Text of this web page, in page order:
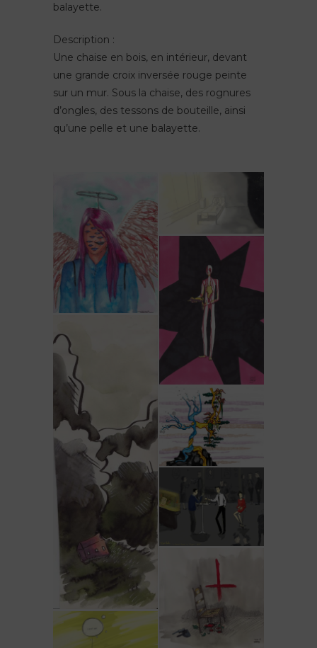
balayette.
Description :
Une chaise en bois, en intérieur, devant
une grande croix inversée rouge peinte
sur un mur. Sous la chaise, des rognures
d’ongles, des tessons de bouteille, ainsi
qu’une pelle et une balayette.